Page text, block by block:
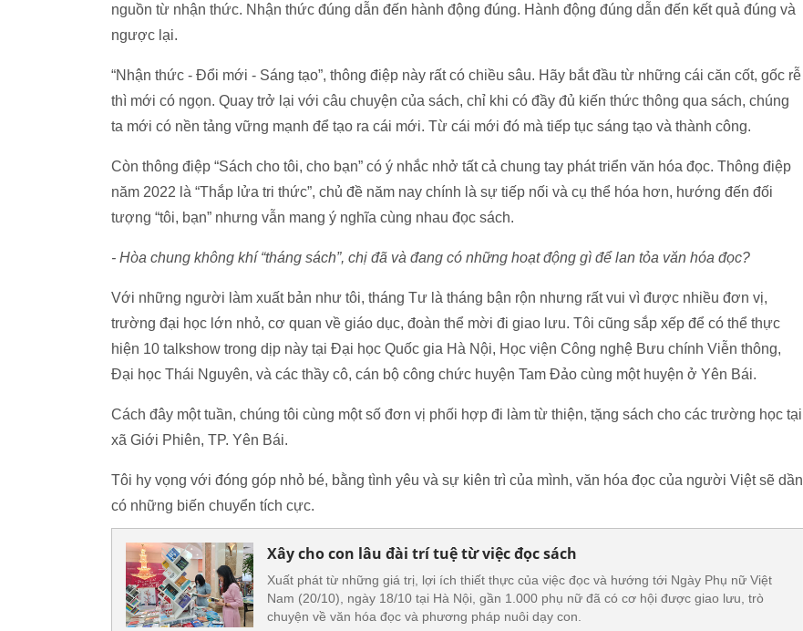
nguồn từ nhận thức. Nhận thức đúng dẫn đến hành động đúng. Hành động đúng dẫn đến kết quả đúng và
ngược lại.
“Nhận thức - Đổi mới - Sáng tạo”, thông điệp này rất có chiều sâu. Hãy bắt đầu từ những cái căn cốt, gốc rễ
thì mới có ngọn. Quay trở lại với câu chuyện của sách, chỉ khi có đầy đủ kiến thức thông qua sách, chúng
ta mới có nền tảng vững mạnh để tạo ra cái mới. Từ cái mới đó mà tiếp tục sáng tạo và thành công.
Còn thông điệp “Sách cho tôi, cho bạn” có ý nhắc nhở tất cả chung tay phát triển văn hóa đọc. Thông điệp
năm 2022 là “Thắp lửa tri thức”, chủ đề năm nay chính là sự tiếp nối và cụ thể hóa hơn, hướng đến đối
tượng “tôi, bạn” nhưng vẫn mang ý nghĩa cùng nhau đọc sách.
- Hòa chung không khí “tháng sách”, chị đã và đang có những hoạt động gì để lan tỏa văn hóa đọc?
Với những người làm xuất bản như tôi, tháng Tư là tháng bận rộn nhưng rất vui vì được nhiều đơn vị,
trường đại học lớn nhỏ, cơ quan về giáo dục, đoàn thể mời đi giao lưu. Tôi cũng sắp xếp để có thể thực
hiện 10 talkshow trong dịp này tại Đại học Quốc gia Hà Nội, Học viện Công nghệ Bưu chính Viễn thông,
Đại học Thái Nguyên, và các thầy cô, cán bộ công chức huyện Tam Đảo cùng một huyện ở Yên Bái.
Cách đây một tuần, chúng tôi cùng một số đơn vị phối hợp đi làm từ thiện, tặng sách cho các trường học tại
xã Giới Phiên, TP. Yên Bái.
Tôi hy vọng với đóng góp nhỏ bé, bằng tình yêu và sự kiên trì của mình, văn hóa đọc của người Việt sẽ dần
có những biến chuyển tích cực.
Xây cho con lâu đài trí tuệ từ việc đọc sách
Xuất phát từ những giá trị, lợi ích thiết thực của việc đọc và hướng tới Ngày Phụ nữ Việt
Nam (20/10), ngày 18/10 tại Hà Nội, gần 1.000 phụ nữ đã có cơ hội được giao lưu, trò
chuyện về văn hóa đọc và phương pháp nuôi dạy con.